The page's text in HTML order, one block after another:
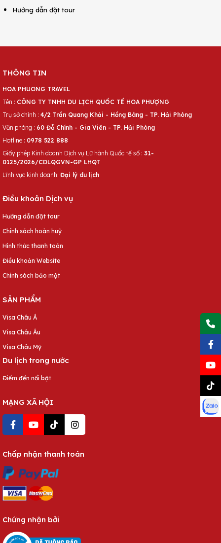
Hướng dẫn đặt tour
THÔNG TIN
HOA PHUONG TRAVEL
Tên : CÔNG TY TNHH DU LỊCH QUỐC TẾ HOA PHƯỢNG
Trụ sở chính : 4/2 Trần Quang Khải - Hồng Bàng - TP. Hải Phòng
Văn phòng : 60 Đỗ Chính - Gia Viên - TP. Hải Phòng
Hotline : 0978 522 888
Giấy phép Kinh doanh Dịch vụ Lữ hành Quốc tế số : 31-
0125/2026/CDLQGVN-GP LHQT
Lĩnh vực kinh doanh: Đại lý du lịch
Điều khoản Dịch vụ
Hướng dẫn đặt tour
Chính sách hoàn huỷ
Hình thức thanh toán
Điều khoản Website
Chính sách bảo mật
SẢN PHẨM
Visa Châu Á
Visa Châu Âu
Visa Châu Mỹ
Du lịch trong nước
Điểm đến nổi bật
MẠNG XÃ HỘI
Chấp nhận thanh toán
Chứng nhận bởi